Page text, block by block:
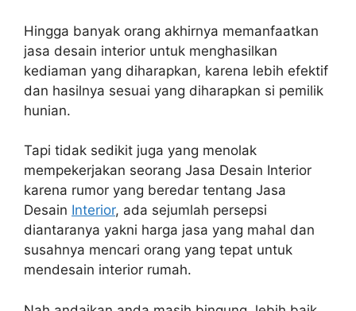
Hingga banyak orang akhirnya memanfaatkan
jasa desain interior untuk menghasilkan
kediaman yang diharapkan, karena lebih efektif
dan hasilnya sesuai yang diharapkan si pemilik
hunian.
Tapi tidak sedikit juga yang menolak
mempekerjakan seorang Jasa Desain Interior
karena rumor yang beredar tentang Jasa
Desain Interior, ada sejumlah persepsi
diantaranya yakni harga jasa yang mahal dan
susahnya mencari orang yang tepat untuk
mendesain interior rumah.